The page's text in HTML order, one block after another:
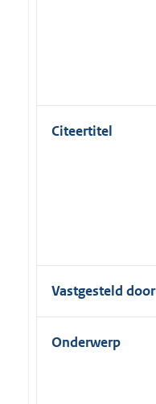
Citeertitel
Vastgesteld door
Onderwerp